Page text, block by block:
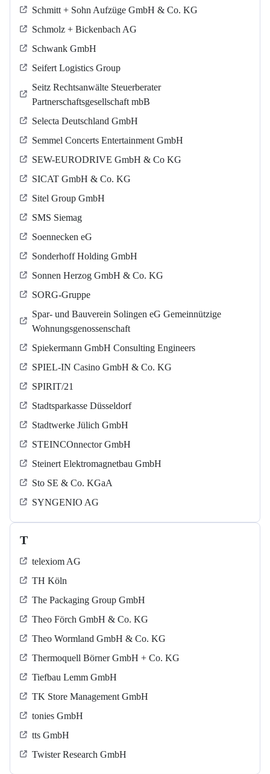
Schmitt + Sohn Aufzüge GmbH & Co. KG
Schmolz + Bickenbach AG
Schwank GmbH
Seifert Logistics Group
Seitz Rechtsanwälte Steuerberater
Partnerschaftsgesellschaft mbB
Selecta Deutschland GmbH
Semmel Concerts Entertainment GmbH
SEW-EURODRIVE GmbH & Co KG
SICAT GmbH & Co. KG
Sitel Group GmbH
SMS Siemag
Soennecken eG
Sonderhoff Holding GmbH
Sonnen Herzog GmbH & Co. KG
SORG-Gruppe
Spar- und Bauverein Solingen eG Gemeinnützige
Wohnungsgenossenschaft
Spiekermann GmbH Consulting Engineers
SPIEL-IN Casino GmbH & Co. KG
SPIRIT/21
Stadtsparkasse Düsseldorf
Stadtwerke Jülich GmbH
STEINCOnnector GmbH
Steinert Elektromagnetbau GmbH
Sto SE & Co. KGaA
SYNGENIO AG
T
telexiom AG
TH Köln
The Packaging Group GmbH
Theo Förch GmbH & Co. KG
Theo Wormland GmbH & Co. KG
Thermoquell Börner GmbH + Co. KG
Tiefbau Lemm GmbH
TK Store Management GmbH
tonies GmbH
tts GmbH
Twister Research GmbH